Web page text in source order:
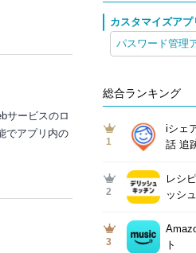
サービスのロ
でアプリ内の
カスタマイズアプ
パスワード管理
総合ランキング
1
iシェ
話 追
2
レシ
ッシ
3
ト